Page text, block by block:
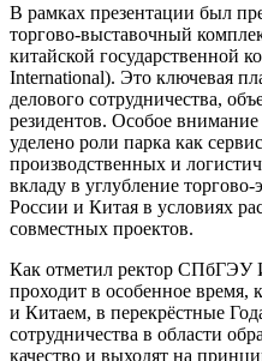
В рамках презентации был
торгово-выставочный
китайской государственной
International). Это ключевая
делового сотрудничества,
резидентов. Особое
уделено роли парка как
производственных и
вкладу в углубление
России и Китая в условиях
совместных проектов.
Как отметил ректор СПбГЭУ
проходит в особенное время,
и Китаем, в перекрёстные
сотрудничества в области
качество и выходят на